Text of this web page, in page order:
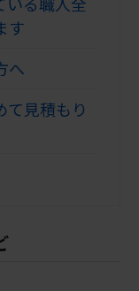
す
へ
て見積もり